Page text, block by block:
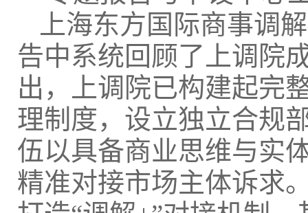
上海东方国际商事调
告中系统回顾了上调院
出，上调院已构建起完
理制度，设立独立合规
伍以具备商业思维与实
精准对接市场主体诉求